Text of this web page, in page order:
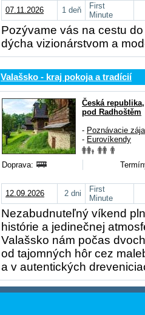
07.11.2026
1 deň
First
Minute
Pozývame vás na cestu
dýcha vizionárstvom a
Valašsko - kraj pokoja a tradícií
Česká republika
pod Radhoštěm
- Poznávacie
- Eurovíkendy
Doprava:
12.09.2026 2 dni
First
Minute
Nezabudnuteľný víkend
histórie a jedinečnej
Valašsko nám počas
od tajomných hôr cez
a v autentických